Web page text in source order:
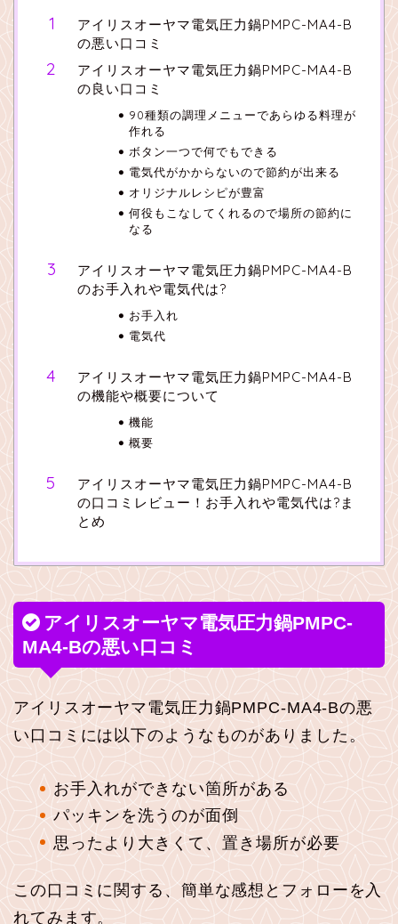
アイリスオーヤマ電気圧力鍋PMPC-MA4-B
の悪い口コミ
アイリスオーヤマ電気圧力鍋PMPC-MA4-B
の良い口コミ
90種類の調理メニューであらゆる料理が
作れる
ボタン一つで何でもできる
電気代がかからないので節約が出来る
オリジナルレシピが豊富
何役もこなしてくれるので場所の節約に
なる
アイリスオーヤマ電気圧力鍋PMPC-MA4-B
のお手入れや電気代は?
お手入れ
電気代
アイリスオーヤマ電気圧力鍋PMPC-MA4-B
の機能や概要について
機能
概要
アイリスオーヤマ電気圧力鍋PMPC-MA4-B
の口コミレビュー！お手入れや電気代は?ま
とめ
アイリスオーヤマ電気圧力鍋PMPC-
MA4-Bの悪い口コミ
アイリスオーヤマ電気圧力鍋PMPC-MA4-Bの悪
い口コミには以下のようなものがありました。
お手入れができない箇所がある
パッキンを洗うのが面倒
思ったより大きくて、置き場所が必要
この口コミに関する、簡単な感想とフォローを入
れてみます。